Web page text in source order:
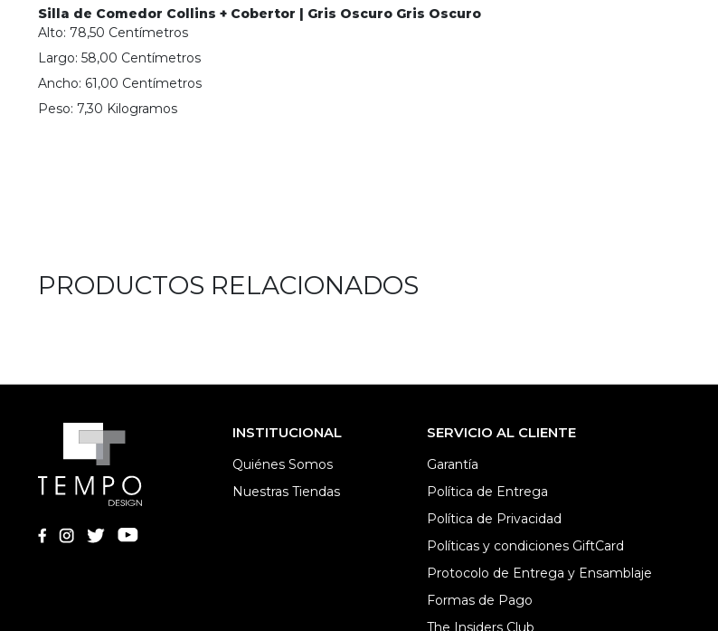
Silla de Comedor Collins + Cobertor | Gris Oscuro Gris Oscuro
Alto: 78,50 Centímetros
Largo: 58,00 Centímetros
Ancho: 61,00 Centímetros
Peso: 7,30 Kilogramos
PRODUCTOS RELACIONADOS
INSTITUCIONAL
Quiénes Somos
Nuestras Tiendas
SERVICIO AL CLIENTE
Garantía
Política de Entrega
Política de Privacidad
Políticas y condiciones GiftCard
Protocolo de Entrega y Ensamblaje
Formas de Pago
The Insiders Club